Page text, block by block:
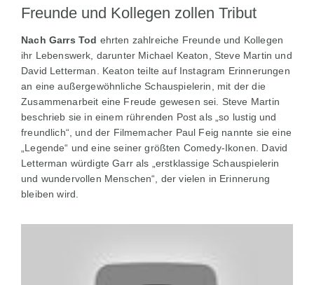
Freunde und Kollegen zollen Tribut
Nach Garrs Tod ehrten zahlreiche Freunde und Kollegen
ihr Lebenswerk, darunter Michael Keaton, Steve Martin und
David Letterman. Keaton teilte auf Instagram Erinnerungen
an eine außergewöhnliche Schauspielerin, mit der die
Zusammenarbeit eine Freude gewesen sei. Steve Martin
beschrieb sie in einem rührenden Post als „so lustig und
freundlich“, und der Filmemacher Paul Feig nannte sie eine
„Legende“ und eine seiner größten Comedy-Ikonen. David
Letterman würdigte Garr als „erstklassige Schauspielerin
und wundervollen Menschen“, der vielen in Erinnerung
bleiben wird.